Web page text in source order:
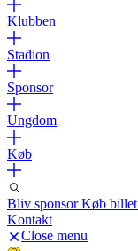
Klubben
Stadion
Sponsor
Ungdom
Køb
Bliv sponsorKøb billet
Kontakt
Close menu